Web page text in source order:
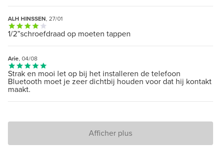
ALH HINSSEN, 27/01
1/2”schroefdraad op moeten tappen
Arie, 04/08
Strak en mooi let op bij het installeren de telefoon
Bluetooth moet je zeer dichtbij houden voor dat hij kontakt
maakt.
Afficher plus